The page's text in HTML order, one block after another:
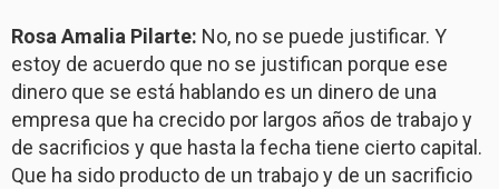
Rosa Amalia Pilarte: No, no se puede justificar. Y
estoy de acuerdo que no se justifican porque ese
dinero que se está hablando es un dinero de una
empresa que ha crecido por largos años de trabajo y
de sacrificios y que hasta la fecha tiene cierto capital.
Que ha sido producto de un trabajo y de un sacrificio